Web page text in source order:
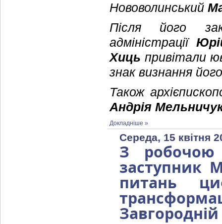
Нововолинський
Після його
адміністрації
Хиць привітали
знак визнання
Також
Андрія
Докладніше »
Середа, 15 квітня
З робочою
заступник
питань
Завгородній